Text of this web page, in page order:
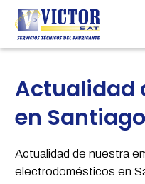
Actualidad
en
Actualidad de nuestra
electrodomésticos en